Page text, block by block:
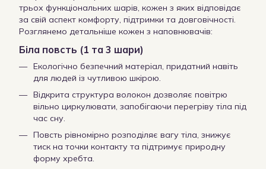
трьох функціональних шарів, кожен з яких відповідає
за свій аспект комфорту, підтримки та довговічності.
Розглянемо детальніше кожен з наповнювачів:
Біла повсть (1 та 3 шари)
Екологічно безпечний матеріал, придатний навіть
для людей із чутливою шкірою.
Відкрита структура волокон дозволяє повітрю
вільно циркулювати, запобігаючи перегріву тіла під
час сну.
Повсть рівномірно розподіляє вагу тіла, знижує
тиск на точки контакту та підтримує природну
форму хребта.